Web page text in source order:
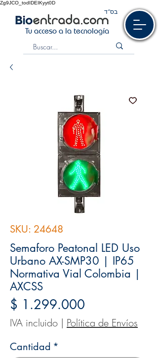
Zg9JCO_todIDEIKyyt0D
Tu acceso a la tecnología
בס“ד
SKU: 24648
Semaforo Peatonal LED Uso
Urbano AX-SMP30 | IP65
Normativa Vial Colombia |
AXCSS
$ 1.299.000
IVA incluido | Política de Envíos
Cantidad *